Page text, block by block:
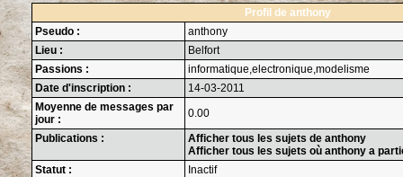
Profil de anthony
Pseudo :
anthony
Lieu :
Belfort
Passions :
informatique,electronique,modelisme
Date d'inscription :
14-03-2011
Moyenne de messages par
jour :
0.00
Publications :
Afficher tous les sujets de anthony
Afficher tous les sujets où anthony a
Statut :
Inactif